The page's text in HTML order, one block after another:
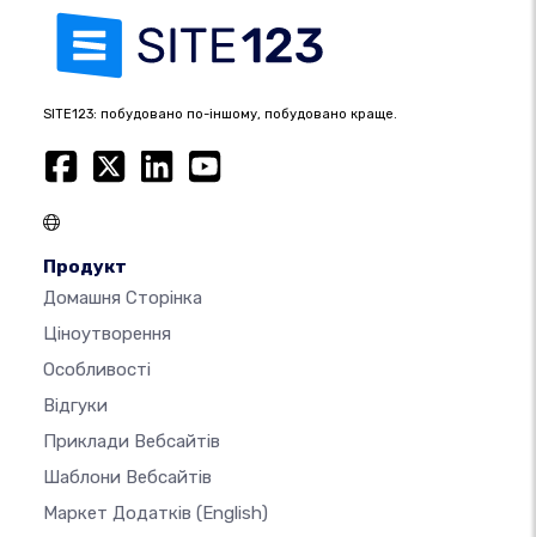
SITE123: побудовано по-іншому, побудовано краще.
Продукт
Домашня Сторінка
Ціноутворення
Особливості
Відгуки
Приклади Вебсайтів
Шаблони Вебсайтів
Маркет Додатків (English)